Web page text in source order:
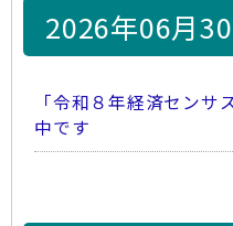
2026年06月
「令和８年経済セン
中です